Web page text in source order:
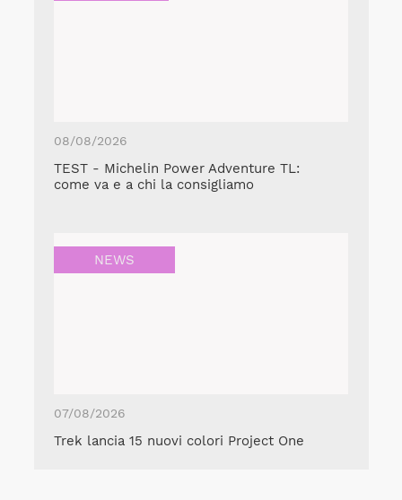
08/08/2026
TEST - Michelin Power Adventure TL:
come va e a chi la consigliamo
NEWS
07/08/2026
Trek lancia 15 nuovi colori Project One